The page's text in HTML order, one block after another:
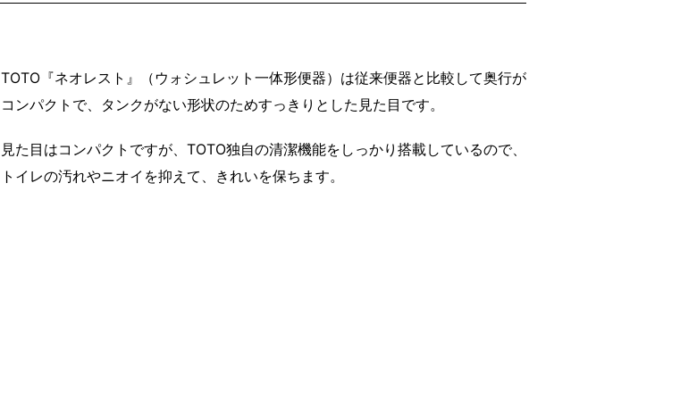
TOTO『ネオレスト』（ウォシュレット一体形便器）は従来便器と比較して奥行が
コンパクトで、タンクがない形状のためすっきりとした見た目です。
見た目はコンパクトですが、TOTO独自の清潔機能をしっかり搭載しているので、
トイレの汚れやニオイを抑えて、きれいを保ちます。